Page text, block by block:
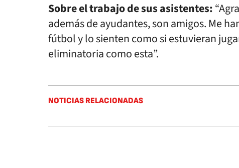
Sobre el trabajo de sus asistentes:
además de ayudantes, son amigos. Me
fútbol y lo sienten como si estuvieran
eliminatoria como esta”.
NOTICIAS RELACIONADAS